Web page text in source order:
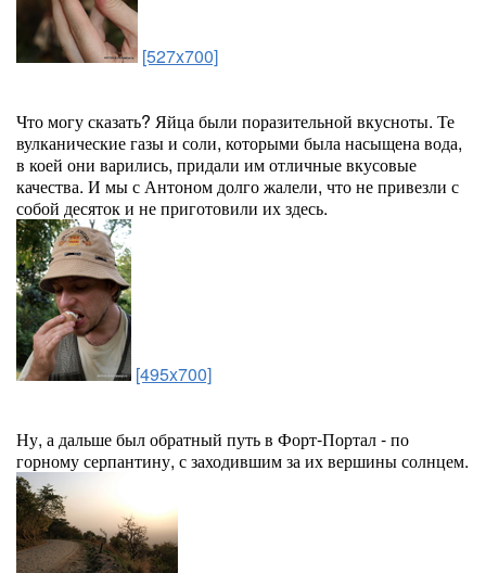
[527x700]
Что могу сказать? Яйца были поразительной вкусноты. Те
вулканические газы и соли, которыми была насыщена вода,
в коей они варились, придали им отличные вкусовые
качества. И мы с Антоном долго жалели, что не привезли с
собой десяток и не приготовили их здесь.
[495x700]
Ну, а дальше был обратный путь в Форт-Портал - по
горному серпантину, с заходившим за их вершины солнцем.